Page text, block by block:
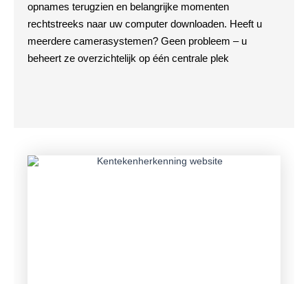
opnames terugzien en belangrijke momenten
rechtstreeks naar uw computer downloaden. Heeft u
meerdere camerasystemen? Geen probleem – u
beheert ze overzichtelijk op één centrale plek